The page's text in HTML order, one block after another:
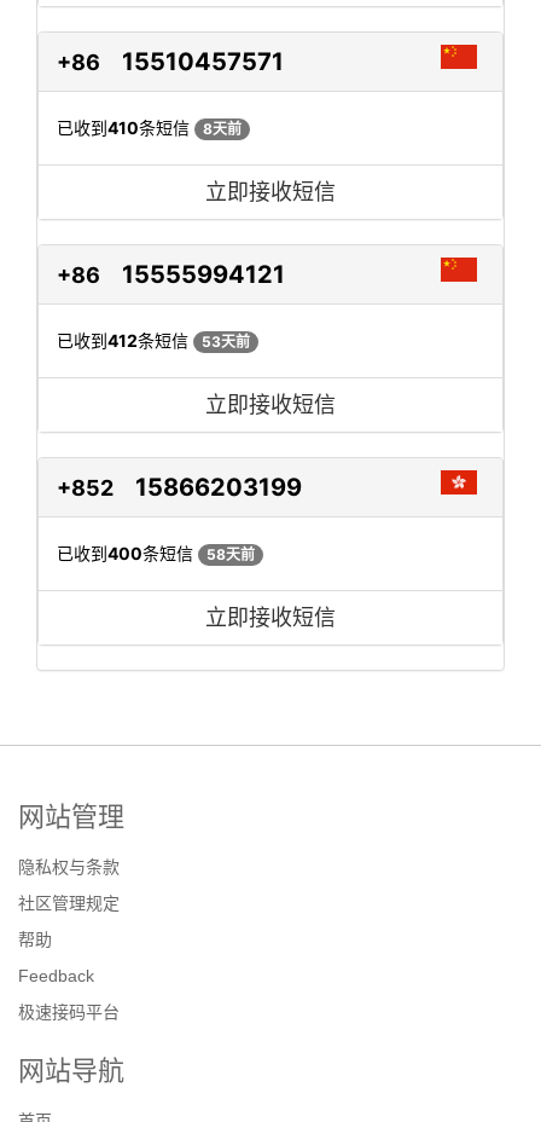
+86 15510457571
已收到410条短信 8天前
立即接收短信
+86 15555994121
已收到412条短信 53天前
立即接收短信
+852 15866203199
已收到400条短信 58天前
立即接收短信
网站管理
隐私权与条款
社区管理规定
帮助
Feedback
极速接码平台
网站导航